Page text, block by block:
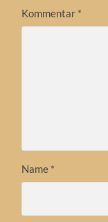
Kommentar *
Name *